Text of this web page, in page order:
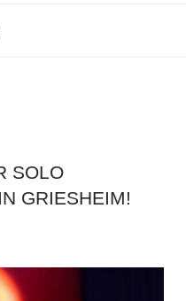
SOLO
GRIESHEIM!